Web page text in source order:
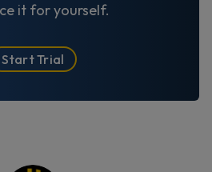
it for yourself.
Start Trial